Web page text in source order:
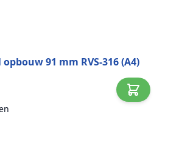
91 mm RVS-316 (A4)